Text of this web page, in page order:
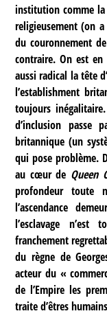
institution comme la
religieusement (on
du couronnement
contraire. On est
aussi radical la tête
l’establishment
toujours
d’inclusion passe
britannique (un
qui pose problème.
au cœur de Queen
profondeur toute
l’ascendance
l’esclavage
franchement
du règne de
acteur du «
de l’Empire les
traite d’êtres